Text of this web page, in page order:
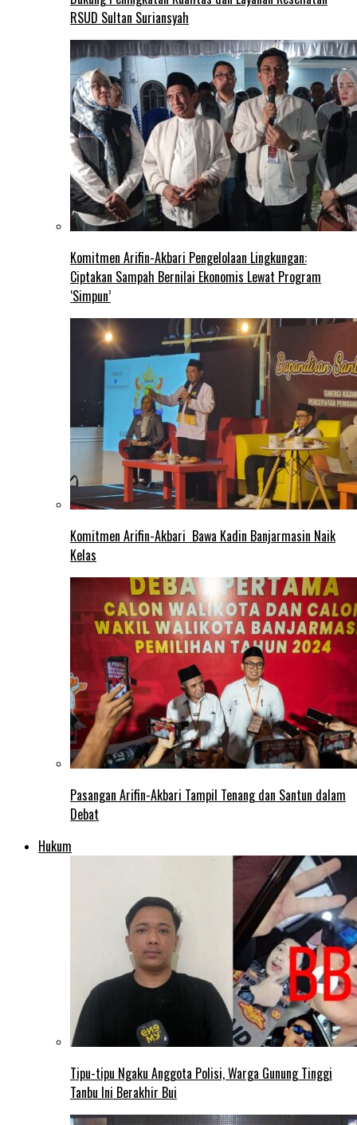
RSUD Sultan Suriansyah
Komitmen Arifin-Akbari Pengelolaan Lingkungan:
Ciptakan Sampah Bernilai Ekonomis Lewat Program
‘Simpun’
Komitmen Arifin-Akbari Bawa Kadin Banjarmasin Naik
Kelas
Pasangan Arifin-Akbari Tampil Tenang dan Santun dalam
Debat
Hukum
Tipu-tipu Ngaku Anggota Polisi, Warga Gunung Tinggi
Tanbu Ini Berakhir Bui